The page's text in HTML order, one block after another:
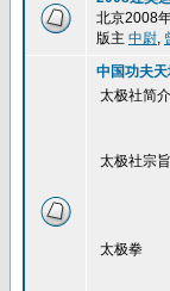
北京2008
版主 中尉,
中国功夫
太极社简介
太极社宗旨
太极拳